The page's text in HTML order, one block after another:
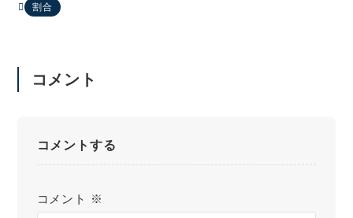
割合
コメント
コメントする
コメント ※